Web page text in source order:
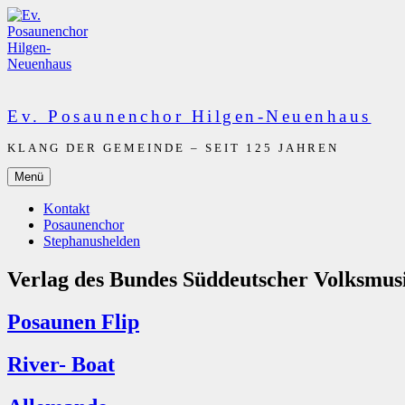
Zum
Inhalt
springen
Ev. Posaunenchor Hilgen-Neuenhaus
KLANG DER GEMEINDE – SEIT 125 JAHREN
Menü
Kontakt
Posaunenchor
Stephanushelden
Verlag des Bundes Süddeutscher
Posaunen Flip
River- Boat